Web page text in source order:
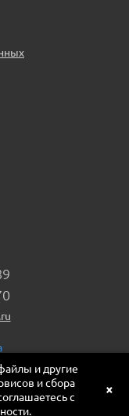
17а, этаж 2,
и другие
и сбора
с
×